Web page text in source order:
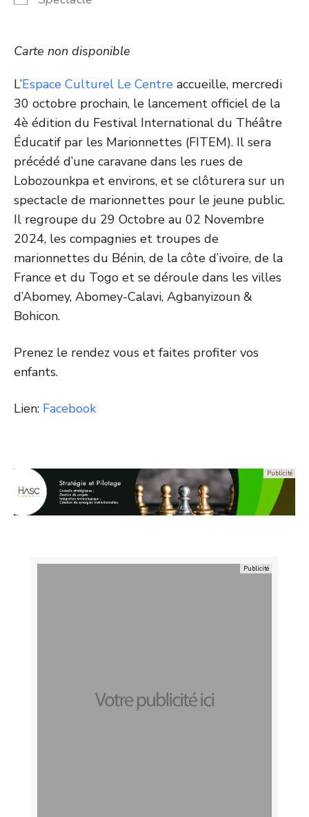
Carte non disponible
L’Espace Culturel Le Centre accueille, mercredi
30 octobre prochain, le lancement officiel de la
4è édition du Festival International du Théâtre
Éducatif par les Marionnettes (FITEM). Il sera
précédé d’une caravane dans les rues de
Lobozounkpa et environs, et se clôturera sur un
spectacle de marionnettes pour le jeune public.
Il regroupe du 29 Octobre au 02 Novembre
2024, les compagnies et troupes de
marionnettes du Bénin, de la côte d’ivoire, de la
France et du Togo et se déroule dans les villes
d’Abomey, Abomey-Calavi, Agbanyizoun &
Bohicon.
​Prenez le rendez vous et faites profiter vos
enfants.
Lien: Facebook